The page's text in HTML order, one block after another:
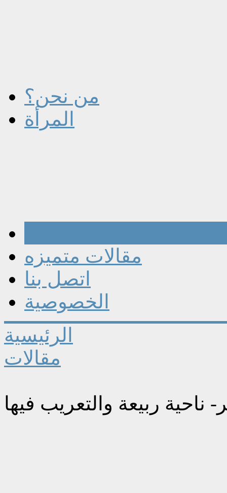
من نحن؟
المرأة
مقالات متميزه
اتصل بنا
الخصوصية
الرئيسية
مقالات
ربيعة والتعريب فيها